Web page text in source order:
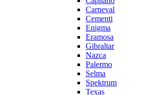
Carneval
Cementi
Enigma
Eramosa
Gibraltar
Nazca
Palermo
Selma
Spektrum
Texas